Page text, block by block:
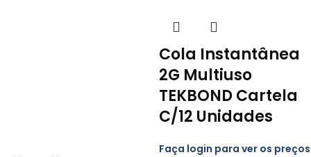
Cola Instantânea
2G Multiuso
TEKBOND Cartela
C/12 Unidades
Faça login para ver os preços